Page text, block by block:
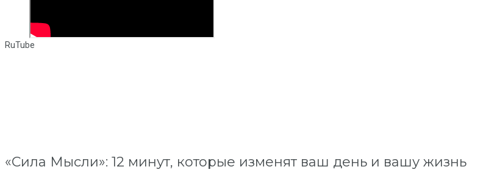
RuTube
«Сила Мысли»: 12 минут, которые изменят ваш день и вашу жизнь